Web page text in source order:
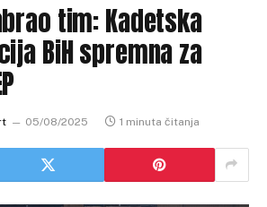
tim: Kadetska
BiH spremna za
05/08/2025 1 minuta čitanja